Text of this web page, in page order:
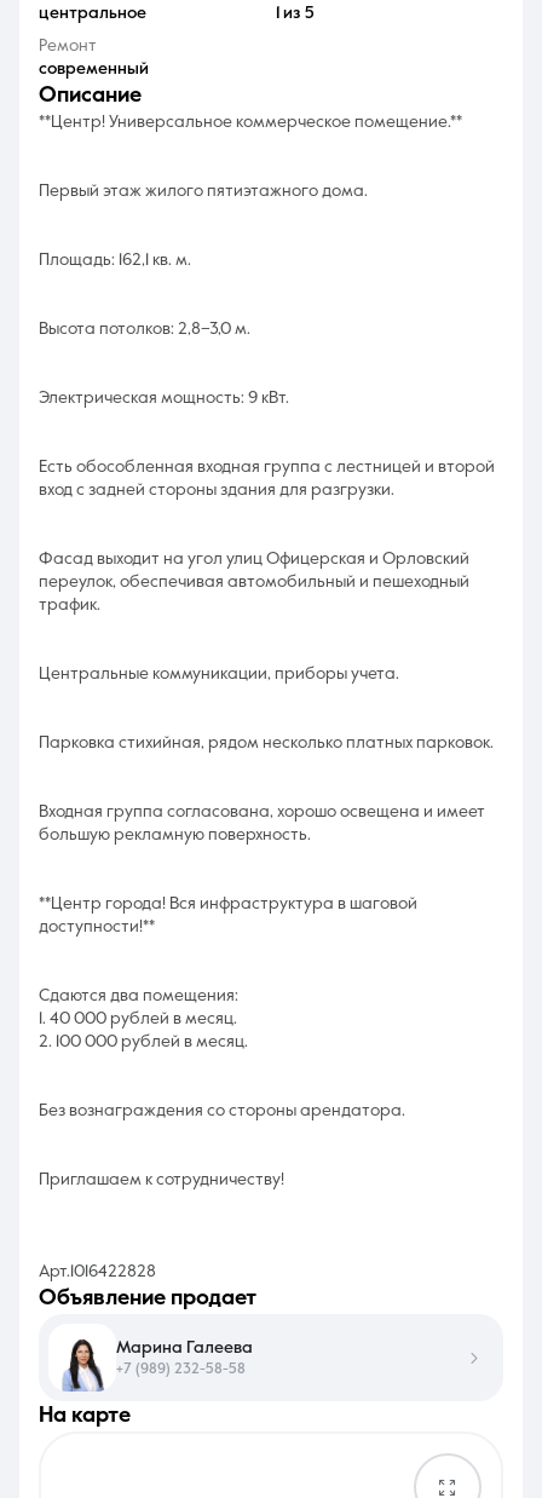
центральное
1 из 5
Ремонт
современный
описание
**Центр! Универсальное коммерческое помещение.**
Первый этаж жилого пятиэтажного дома.
Площадь: 162,1 кв. м.
Высота потолков: 2,8–3,0 м.
Электрическая мощность: 9 кВт.
Есть обособленная входная группа с лестницей и второй
вход с задней стороны здания для разгрузки.
Фасад выходит на угол улиц Офицерская и Орловский
переулок, обеспечивая автомобильный и пешеходный
трафик.
Центральные коммуникации, приборы учета.
Парковка стихийная, рядом несколько платных парковок.
Входная группа согласована, хорошо освещена и имеет
большую рекламную поверхность.
**Центр города! Вся инфраструктура в шаговой
доступности!**
Сдаются два помещения:
1. 40 000 рублей в месяц.
2. 100 000 рублей в месяц.
Без вознаграждения со стороны арендатора.
Приглашаем к сотрудничеству!
Арт.1016422828
на карте
объявление продает
Марина Галеева
+7 (989) 232-58-58